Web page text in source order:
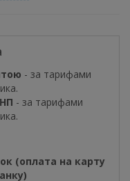
- за тарифами
- за тарифами
(оплата на карту